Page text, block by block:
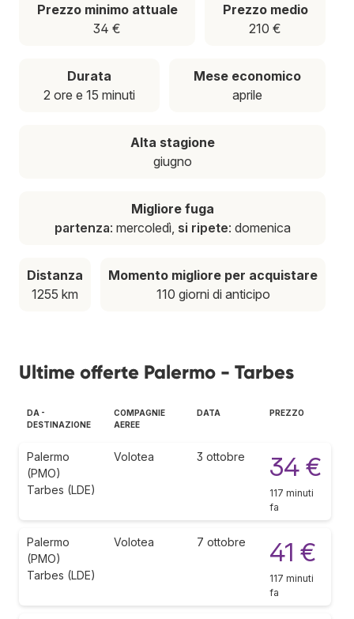
Prezzo minimo attuale
34 €
Prezzo medio
210 €
Durata
2 ore e 15 minuti
Mese economico
aprile
Alta stagione
giugno
Migliore fuga
partenza: mercoledì, si ripete: domenica
Distanza
1255 km
Momento migliore per acquistare
110 giorni di anticipo
Ultime offerte Palermo - Tarbes
DA -
DESTINAZIONE
COMPAGNIE
AEREE
DATA PREZZO
Palermo
(PMO)
Tarbes (LDE)
Volotea 3 ottobre 34 €
117 minuti
fa
Palermo
(PMO)
Tarbes (LDE)
Volotea 7 ottobre 41 €
117 minuti
fa